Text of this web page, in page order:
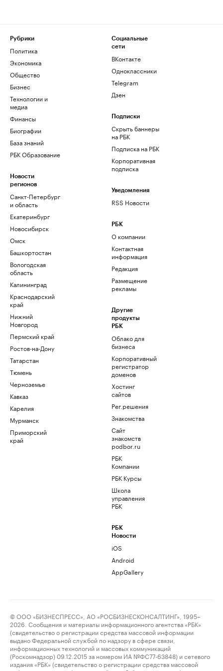
Рубрики
Политика
Экономика
Общество
Бизнес
Технологии и
медиа
Финансы
Биографии
База знаний
РБК Образование
Новости
регионов
Санкт-Петербург
и область
Екатеринбург
Новосибирск
Омск
Башкортостан
Вологодская
область
Калининград
Краснодарский
край
Нижний
Новгород
Пермский край
Ростов-на-Дону
Татарстан
Тюмень
Черноземье
Кавказ
Карелия
Мурманск
Приморский
край
Социальные
сети
ВКонтакте
Одноклассники
Telegram
Дзен
Подписки
Скрыть баннеры
на РБК
Подписка на РБК
Корпоративная
подписка
Уведомления
RSS Новости
РБК
О компании
Контактная
информация
Редакция
Размещение
рекламы
Другие
продукты
РБК
Облако для
бизнеса
Корпоративный
регистратор
доменов
Хостинг
сайтов
Рег.решения
Знакомства
Сайт
знакомств
podbor.ru
РБК
Компании
РБК Курсы
Школа
управления
РБК
РБК
Новости
iOS
Android
AppGallery
© ООО «БИЗНЕСПРЕСС», АО «РОСБИЗНЕСКОНСАЛТИНГ», 1995–
2026. Сообщения и материалы информационного агентства «РБК»
(свидетельство о регистрации средства массовой информации
выдано Федеральной службой по надзору в сфере связи,
информационных технологий и массовых коммуникаций
(Роскомнадзор) 09.12.2015 за номером ИА №ФС77-63848) и сетевого
издания «РБК» (свидетельство о регистрации средства массовой